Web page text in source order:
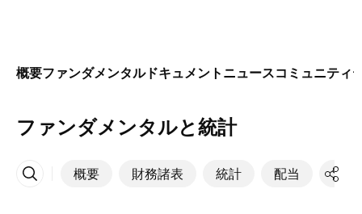
概要ファンダメンタルドキュメント ニュースコミュニティ
ファンダメンタルと統計
概要 財務諸表 統計 配当 決算
その他